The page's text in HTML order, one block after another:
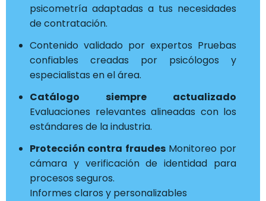
psicometría adaptadas a tus necesidades
de contratación.
Contenido validado por expertos Pruebas
confiables creadas por psicólogos y
especialistas en el área.
Catálogo siempre actualizado
Evaluaciones relevantes alineadas con los
estándares de la industria.
Protección contra fraudesMonitoreo por
cámara y verificación de identidad para
procesos seguros.
Informes claros y personalizables